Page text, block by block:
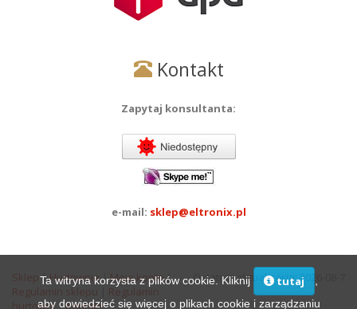
Kontakt
Zapytaj konsultanta:
e-mail: sklep@eltronix.pl
Ostatnia aktualizacja: 2026-08-7
Sklep |Hurtownia|Moje konto|
Regulamin sklepu
Regulamin
Ta witryna korzysta z plików cookie. Kliknij tutaj
aby dowiedzieć się więcej o plikach cookie i zarządzaniu